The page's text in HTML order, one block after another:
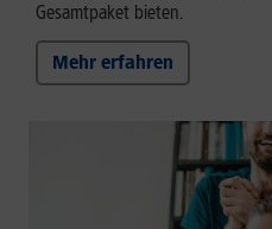
Gesamtpaket bieten.
Mehr erfahren